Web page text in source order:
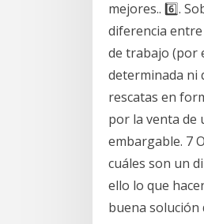
mejores.. 6️⃣.
diferencia
de trabajo (por
determinada ni
rescatas en
por la venta de
embargable. 7
cuáles son un
ello lo que
buena solución